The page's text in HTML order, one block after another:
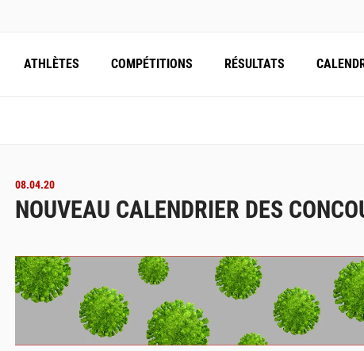
ATHLÈTES COMPÉTITIONS RÉSULTATS
08.04.20
NOUVEAU CALENDRIER DES